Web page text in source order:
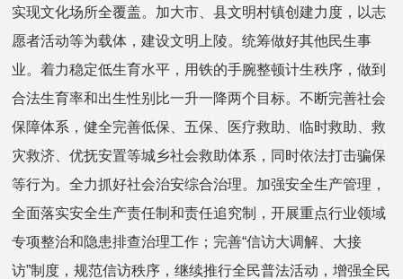
实现文化场所全覆盖。加大市、县文明村镇创建力度，以志
愿者活动等为载体，建设文明上陵。统筹做好其他民生事
业。着力稳定低生育水平，用铁的手腕整顿计生秩序，做到
合法生育率和出生性别比一升一降两个目标。不断完善社会
保障体系，健全完善低保、五保、医疗救助、临时救助、救
灾救济、优抚安置等城乡社会救助体系，同时依法打击骗保
等行为。全力抓好社会治安综合治理。加强安全生产管理，
全面落实安全生产责任制和责任追究制，开展重点行业领域
专项整治和隐患排查治理工作；完善“信访大调解、大接
访”制度，规范信访秩序，继续推行全民普法活动，增强全民